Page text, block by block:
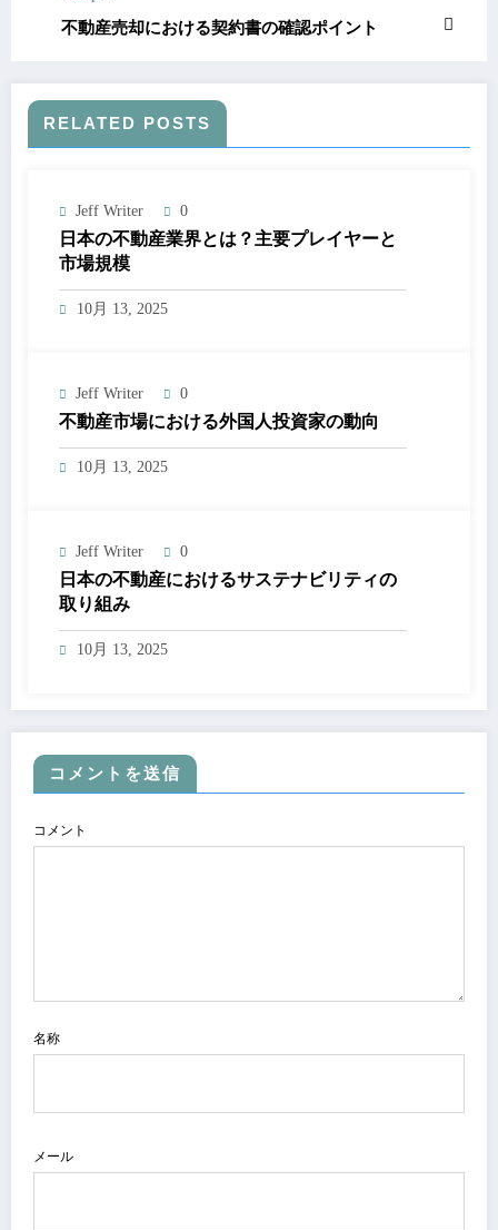
不動産売却における契約書の確認ポイント
RELATED POSTS
Jeff Writer 0
日本の不動産業界とは？主要プレイヤーと
市場規模
10月 13, 2025
Jeff Writer 0
不動産市場における外国人投資家の動向
10月 13, 2025
Jeff Writer 0
日本の不動産におけるサステナビリティの
取り組み
10月 13, 2025
コメントを送信
コメント
名称
メール